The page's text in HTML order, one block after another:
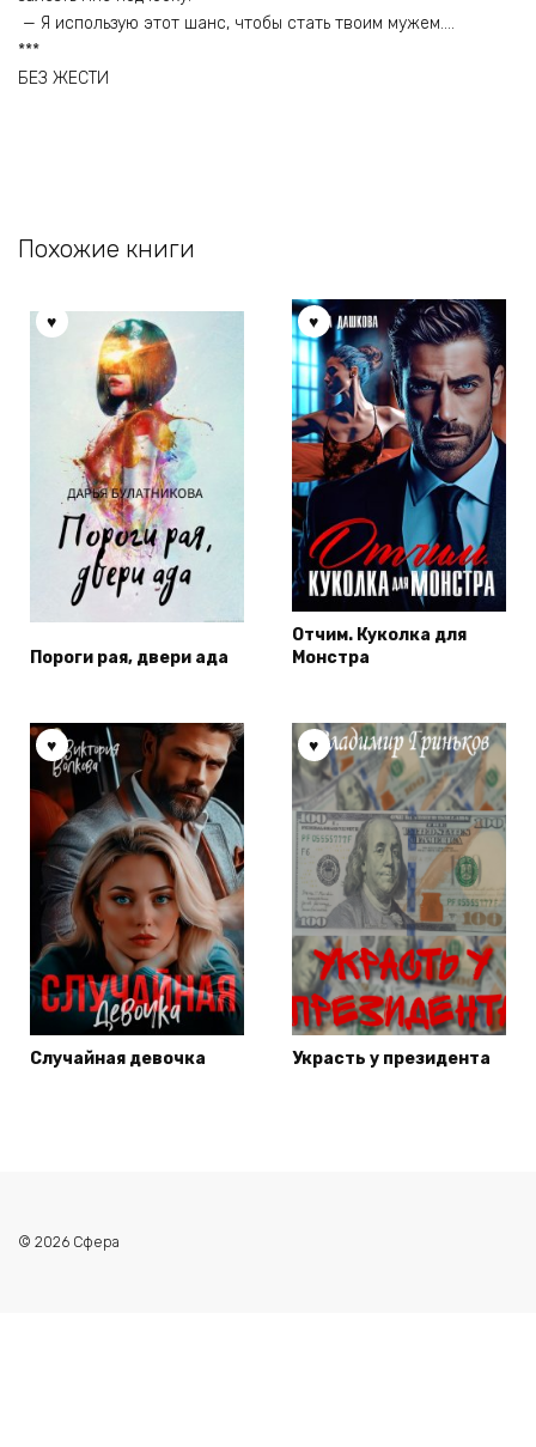
— Я использую этот шанс, чтобы стать твоим мужем….
***
БЕЗ ЖЕСТИ
Похожие книги
Пороги рая, двери ада
Отчим. Куколка для
Монстра
Случайная девочка Украсть у президента
© 2026 Сфера